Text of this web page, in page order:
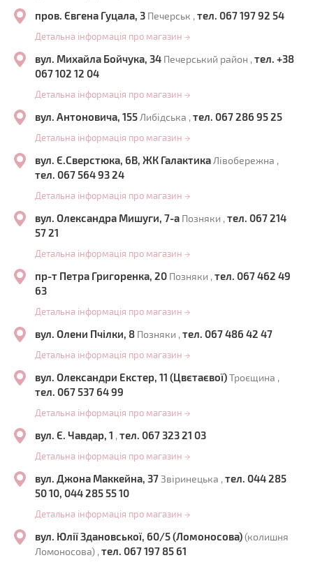
пров. Євгена Гуцала, 3 Печерськ , тел. 067 197 92 54
Детальна інформація про магазин →
вул. Михайла Бойчука, 34 Печерський район , тел. +38
067 102 12 04
Детальна інформація про магазин →
вул. Антоновича, 155Либідська , тел. 067 286 95 25
Детальна інформація про магазин →
вул. Є.Сверстюка, 6В, ЖК ГалактикаЛівобережна ,
тел. 067 564 93 24
Детальна інформація про магазин →
вул. Олександра Мишуги, 7-а Позняки , тел. 067 214
57 21
Детальна інформація про магазин →
пр-т Петра Григоренка, 20 Позняки , тел. 067 462 49
63
Детальна інформація про магазин →
вул. Олени Пчілки, 8 Позняки , тел. 067 486 42 47
Детальна інформація про магазин →
вул. Олександри Екстер, 11 (Цвєтаєвої)Троєщина ,
тел. 067 537 64 99
Детальна інформація про магазин →
вул. Є. Чавдар, 1 , тел. 067 323 21 03
Детальна інформація про магазин →
вул. Джона Маккейна, 37 Звіринецька , тел. 044 285
50 10, 044 285 55 10
Детальна інформація про магазин →
вул. Юлії Здановської, 60/5 (Ломоносова)(колишня
Ломоносова) , тел. 067 197 85 61